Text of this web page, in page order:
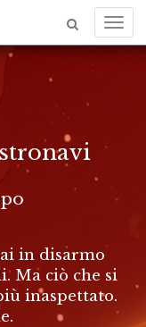
Menu
in disarmo
Ma ciò che si
inaspettato.